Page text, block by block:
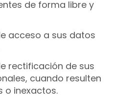
de forma libre y
acceso a sus datos
rectificación de sus
cuando resulten
o inexactos.